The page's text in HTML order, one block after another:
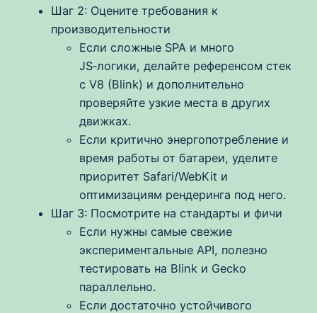
Шаг 2: Оцените требования к
производительности
Если сложные SPA и много
JS‑логики, делайте референсом стек
с V8 (Blink) и дополнительно
проверяйте узкие места в других
движках.
Если критично энергопотребление и
время работы от батареи, уделите
приоритет Safari/WebKit и
оптимизациям рендеринга под него.
Шаг 3: Посмотрите на стандарты и фичи
Если нужны самые свежие
экспериментальные API, полезно
тестировать на Blink и Gecko
параллельно.
Если достаточно устойчивого